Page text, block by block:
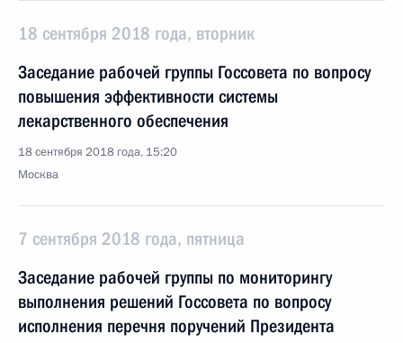
18 сентября 2018 года, вторник
Заседание рабочей группы Госсовета по вопросу
повышения эффективности системы
лекарственного обеспечения
18 сентября 2018 года, 15:20
Москва
7 сентября 2018 года, пятница
Заседание рабочей группы по мониторингу
выполнения решений Госсовета по вопросу
исполнения перечня поручений Президента